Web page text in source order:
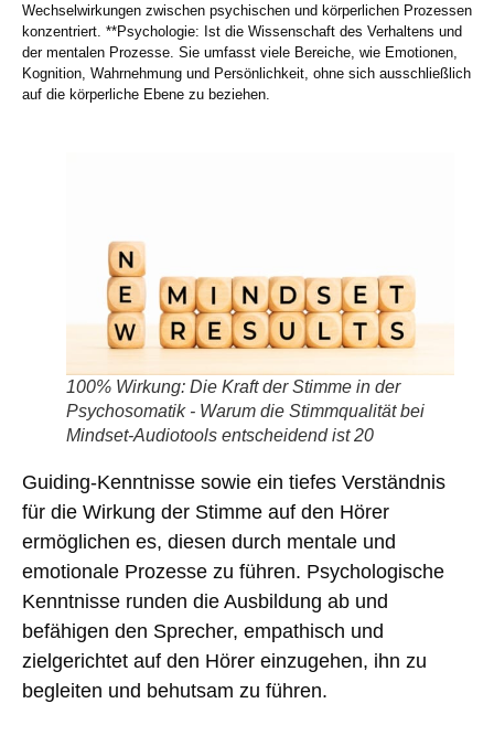
Wechselwirkungen zwischen psychischen und körperlichen Prozessen
konzentriert. **Psychologie: Ist die Wissenschaft des Verhaltens und
der mentalen Prozesse. Sie umfasst viele Bereiche, wie Emotionen,
Kognition, Wahrnehmung und Persönlichkeit, ohne sich ausschließlich
auf die körperliche Ebene zu beziehen.
100% Wirkung: Die Kraft der Stimme in der
Psychosomatik - Warum die Stimmqualität bei
Mindset-Audiotools entscheidend ist 20
Guiding-Kenntnisse sowie ein tiefes Verständnis
für die Wirkung der Stimme auf den Hörer
ermöglichen es, diesen durch mentale und
emotionale Prozesse zu führen. Psychologische
Kenntnisse runden die Ausbildung ab und
befähigen den Sprecher, empathisch und
zielgerichtet auf den Hörer einzugehen, ihn zu
begleiten und behutsam zu führen.